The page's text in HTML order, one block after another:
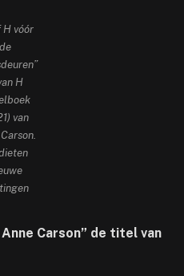
H vóór
de
H
van
Carson” de titel van